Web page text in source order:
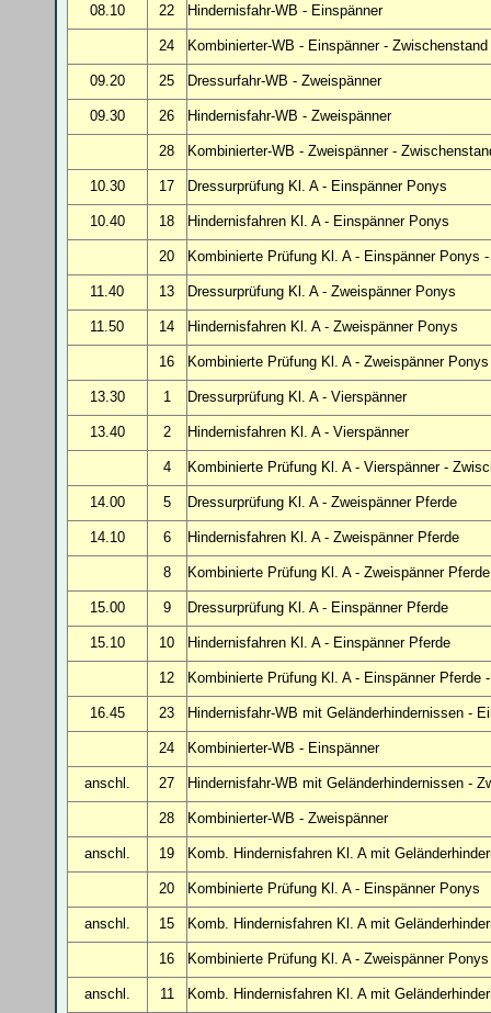
08.10 22 Hindernisfahr-WB - Einspänner
24 Kombinierter-WB - Einspänner - Zwischenstand
09.20 25 Dressurfahr-WB - Zweispänner
09.30 26 Hindernisfahr-WB - Zweispänner
28 Kombinierter-WB - Zweispänner -
10.30 17 Dressurprüfung Kl. A - Einspänner Ponys
10.40 18 Hindernisfahren Kl. A- Einspänner Ponys
20 Kombinierte Prüfung Kl. A - Einspänner Ponys
11.40 13 Dressurprüfung Kl. A - Zweispänner Ponys
11.50 14 Hindernisfahren Kl. A - Zweispänner Ponys
16 Kombinierte Prüfung Kl. A - Zweispänner
13.30 1 Dressurprüfung Kl. A- Vierspänner
13.40 2 Hindernisfahren Kl. A- Vierspänner
4 Kombinierte Prüfung Kl. A - Vierspänner -
14.00 5 Dressurprüfung Kl. A- Zweispänner Pferde
14.10 6 Hindernisfahren Kl. A- Zweispänner Pferde
8 Kombinierte Prüfung Kl. A - Zweispänner
15.00 9 Dressurprüfung Kl. A- Einspänner Pferde
15.10 10 Hindernisfahren Kl. A- Einspänner Pferde
12 Kombinierte Prüfung Kl. A - Einspänner Pferde
16.45 23 Hindernisfahr-WB mit Geländerhindernissen -
24 Kombinierter-WB - Einspänner
anschl. 27 Hindernisfahr-WB mit Geländerhindernissen -
28 Kombinierter-WB - Zweispänner
anschl. 19 Komb. Hindernisfahren Kl. A mit
20 Kombinierte Prüfung Kl. A - Einspänner Ponys
anschl. 15 Komb. Hindernisfahren Kl. A mit
16 Kombinierte Prüfung Kl. A - Zweispänner Ponys
anschl. 11 Komb. Hindernisfahren Kl. A mit